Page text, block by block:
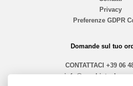
Privacy
Preferenze GDPR
Domande sul tuo
CONTATTACI +39 06